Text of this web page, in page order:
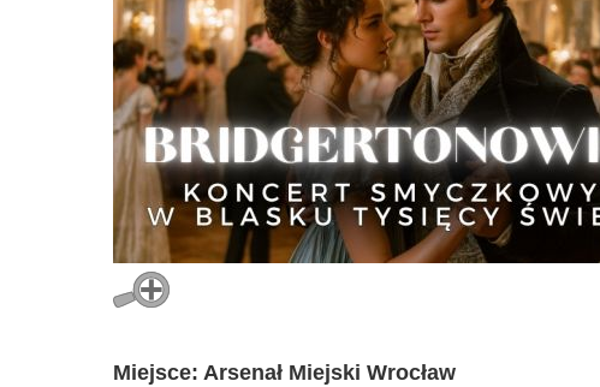
Miejsce: Arsenał Miejski Wrocław